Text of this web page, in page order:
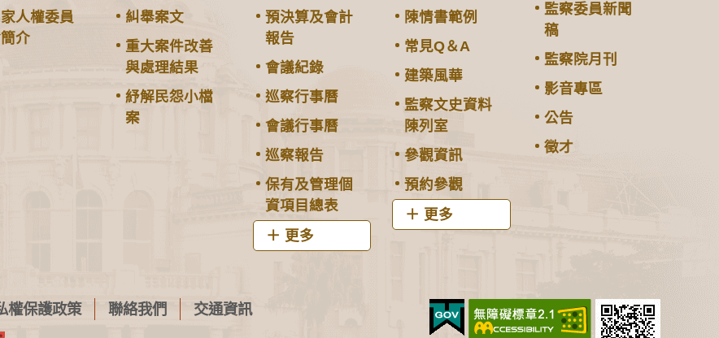
人權委員
介
糾舉案文
重大案件改善
與處理結果
紓解民怨小檔
案
預決算及會計
報告
會議紀錄
巡察行事曆
會議行事曆
巡察報告
保有及管理個
資項目總表
更多
陳情書範例
常見Q＆A
建築風華
監察文史資料
陳列室
參觀資訊
預約參觀
更多
監察委員新聞
稿
監察院月刊
影音專區
公告
徵才
權保護政策 聯絡我們 交通資訊